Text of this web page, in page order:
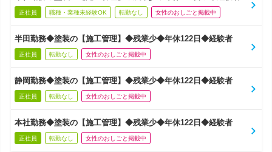
正社員 職種・業種未経験OK 転勤なし 女性のおしごと掲載中
半田勤務◆塗装の【施工管理】◆残業少◆年休122日◆経験者
正社員 転勤なし 女性のおしごと掲載中
静岡勤務◆塗装の【施工管理】◆残業少◆年休122日◆経験者
正社員 転勤なし 女性のおしごと掲載中
本社勤務◆塗装の【施工管理】◆残業少◆年休122日◆経験者
正社員 転勤なし 女性のおしごと掲載中